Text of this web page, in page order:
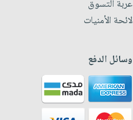
عربة التسوق
لائحة الأمنيات
وسائل الدفع